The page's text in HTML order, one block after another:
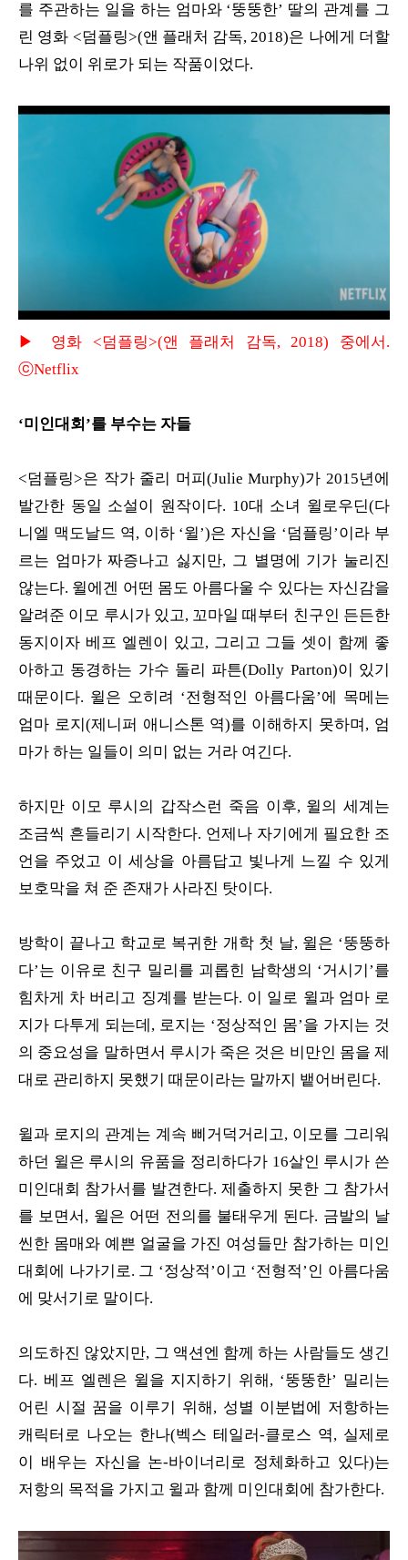
를 주관하는 일을 하는 엄마와 ‘뚱뚱한’ 딸의 관계를 그
린 영화 <덤플링>(앤 플래처 감독, 2018)은 나에게 더할
나위 없이 위로가 되는 작품이었다.
▶ 영화 <덤플링>(앤 플래처 감독, 2018) 중에서.
ⓒNetflix
‘미인대회’를 부수는 자들
<덤플링>은 작가 줄리 머피(Julie Murphy)가 2015년에
발간한 동일 소설이 원작이다. 10대 소녀 윌로우딘(다
니엘 맥도날드 역, 이하 ‘윌’)은 자신을 ‘덤플링’이라 부
르는 엄마가 짜증나고 싫지만, 그 별명에 기가 눌리진
않는다. 윌에겐 어떤 몸도 아름다울 수 있다는 자신감을
알려준 이모 루시가 있고, 꼬마일 때부터 친구인 든든한
동지이자 베프 엘렌이 있고, 그리고 그들 셋이 함께 좋
아하고 동경하는 가수 돌리 파튼(Dolly Parton)이 있기
때문이다. 윌은 오히려 ‘전형적인 아름다움’에 목메는
엄마 로지(제니퍼 애니스톤 역)를 이해하지 못하며, 엄
마가 하는 일들이 의미 없는 거라 여긴다.
하지만 이모 루시의 갑작스런 죽음 이후, 윌의 세계는
조금씩 흔들리기 시작한다. 언제나 자기에게 필요한 조
언을 주었고 이 세상을 아름답고 빛나게 느낄 수 있게
보호막을 쳐 준 존재가 사라진 탓이다.
방학이 끝나고 학교로 복귀한 개학 첫 날, 윌은 ‘뚱뚱하
다’는 이유로 친구 밀리를 괴롭힌 남학생의 ‘거시기’를
힘차게 차 버리고 징계를 받는다. 이 일로 윌과 엄마 로
지가 다투게 되는데, 로지는 ‘정상적인 몸’을 가지는 것
의 중요성을 말하면서 루시가 죽은 것은 비만인 몸을 제
대로 관리하지 못했기 때문이라는 말까지 뱉어버린다.
윌과 로지의 관계는 계속 삐거덕거리고, 이모를 그리워
하던 윌은 루시의 유품을 정리하다가 16살인 루시가 쓴
미인대회 참가서를 발견한다. 제출하지 못한 그 참가서
를 보면서, 윌은 어떤 전의를 불태우게 된다. 금발의 날
씬한 몸매와 예쁜 얼굴을 가진 여성들만 참가하는 미인
대회에 나가기로. 그 ‘정상적’이고 ‘전형적’인 아름다움
에 맞서기로 말이다.
의도하진 않았지만, 그 액션엔 함께 하는 사람들도 생긴
다. 베프 엘렌은 윌을 지지하기 위해, ‘뚱뚱한’ 밀리는
어린 시절 꿈을 이루기 위해, 성별 이분법에 저항하는
캐릭터로 나오는 한나(벡스 테일러-클로스 역, 실제로
이 배우는 자신을 논-바이너리로 정체화하고 있다)는
저항의 목적을 가지고 윌과 함께 미인대회에 참가한다.